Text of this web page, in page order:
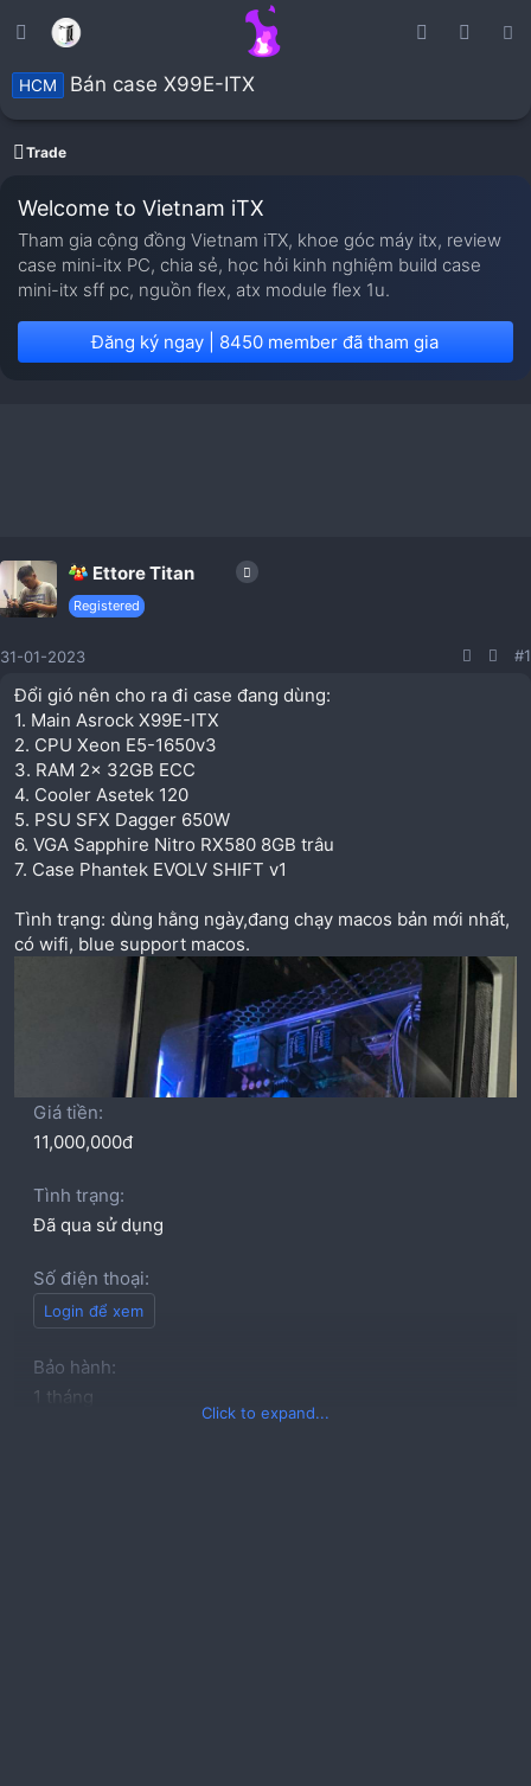
HCM Bán case X99E-ITX
Trade
Welcome to Vietnam iTX
Tham gia cộng đồng Vietnam iTX, khoe góc máy itx, review
case mini-itx PC, chia sẻ, học hỏi kinh nghiệm build case
mini-itx sff pc, nguồn flex, atx module flex 1u.
Đăng ký ngay | 8450 member đã tham gia
Ettore Titan
Registered
31-01-2023 #1
Đổi gió nên cho ra đi case đang dùng:
1. Main Asrock X99E-ITX
2. CPU Xeon E5-1650v3
3. RAM 2x 32GB ECC
4. Cooler Asetek 120
5. PSU SFX Dagger 650W
6. VGA Sapphire Nitro RX580 8GB trâu
7. Case Phantek EVOLV SHIFT v1
Tình trạng: dùng hằng ngày,đang chạy macos bản mới nhất,
có wifi, blue support macos.
Click to expand...
Giá tiền
11,000,000đ
Tình trạng
Đã qua sử dụng
Số điện thoại
Login để xem
Bảo hành
1 tháng